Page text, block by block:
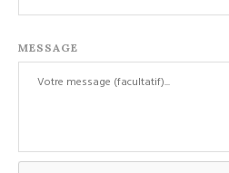
MESSAGE